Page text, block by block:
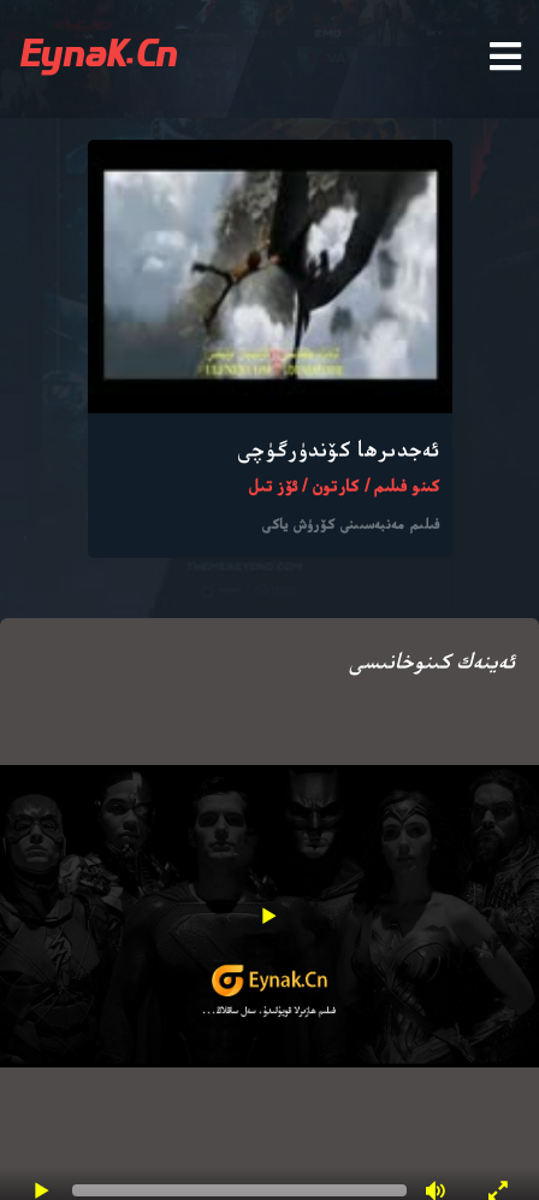
EynaK.Cn
ئەجدىرھا كۆندۈرگۈچى
كىنو فىلىم / كارتون / ئۆز تىل
فىلىم مەنبەسىىنى كۆرۈش ياكى
ئەينەك كىنوخانىسى